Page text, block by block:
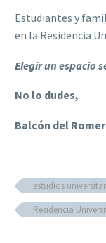
Estudiantes y
en la Residencia
Elegir un espacio
No lo dudes,
Balcón del
estudios
Residencia